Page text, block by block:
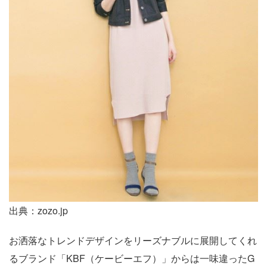
出典：zozo.jp
お洒落なトレンドデザインをリーズナブルに展開してくれ
るブランド「KBF（ケービーエフ）」からは一味違ったG